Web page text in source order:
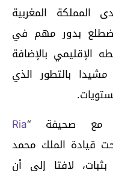
المملكة المغربية
يضطلع بدور مهم في
الإقليمي بالإضافة
بالتطور الذي
مع صحيفة “Ria
قيادة الملك محمد
لافتا إلى أن